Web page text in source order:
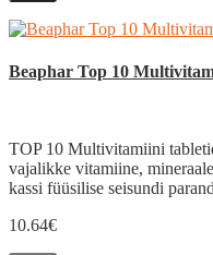
Beaphar Top 10
TOP 10 Multivitamiini
vajalikke vitamiine,
kassi füüsilise seisundi
10.64€